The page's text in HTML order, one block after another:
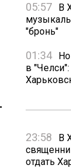
05:57
В
"бронь"
01:34
в
23:58
В
отдать